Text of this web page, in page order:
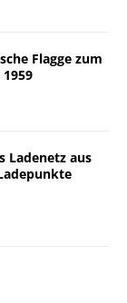
Flagge zum
Ladenetz aus